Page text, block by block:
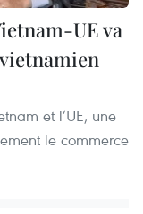
UE va
et l’UE, une
le commerce